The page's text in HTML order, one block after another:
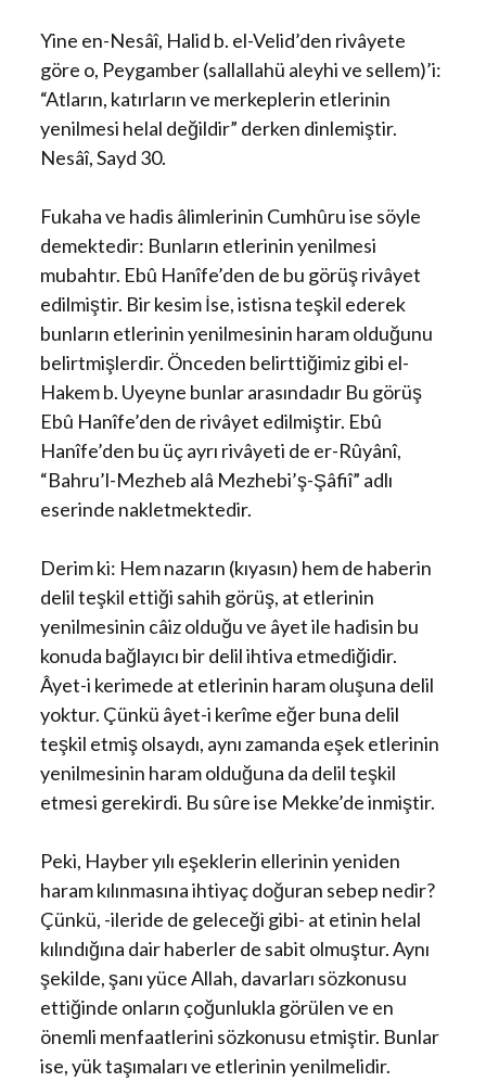
Yine en-Nesâî, Halid b. el-Velid’den rivâyete
göre o, Peygamber (sallallahü aleyhi ve sellem)’i:
“Atların, katırların ve merkeplerin etlerinin
yenilmesi helal değildir” derken dinlemiştir.
Nesâî, Sayd 30.
Fukaha ve hadis âlimlerinin Cumhûru ise söyle
demektedir: Bunların etlerinin yenilmesi
mubahtır. Ebû Hanîfe’den de bu görüş rivâyet
edilmiştir. Bir kesim İse, istisna teşkil ederek
bunların etlerinin yenilmesinin haram olduğunu
belirtmişlerdir. Önceden belirttiğimiz gibi el-
Hakem b. Uyeyne bunlar arasındadır Bu görüş
Ebû Hanîfe’den de rivâyet edilmiştir. Ebû
Hanîfe’den bu üç ayrı rivâyeti de er-Rûyânî,
“Bahru’l-Mezheb alâ Mezhebi’ş-Şâfiî” adlı
eserinde nakletmektedir.
Derim ki: Hem nazarın (kıyasın) hem de haberin
delil teşkil ettiği sahih görüş, at etlerinin
yenilmesinin câiz olduğu ve âyet ile hadisin bu
konuda bağlayıcı bir delil ihtiva etmediğidir.
Âyet-i kerimede at etlerinin haram oluşuna delil
yoktur. Çünkü âyet-i kerîme eğer buna delil
teşkil etmiş olsaydı, aynı zamanda eşek etlerinin
yenilmesinin haram olduğuna da delil teşkil
etmesi gerekirdi. Bu sûre ise Mekke’de inmiştir.
Peki, Hayber yılı eşeklerin ellerinin yeniden
haram kılınmasına ihtiyaç doğuran sebep nedir?
Çünkü, -ileride de geleceği gibi- at etinin helal
kılındığına dair haberler de sabit olmuştur. Aynı
şekilde, şanı yüce Allah, davarları sözkonusu
ettiğinde onların çoğunlukla görülen ve en
önemli menfaatlerini sözkonusu etmiştir. Bunlar
ise, yük taşımaları ve etlerinin yenilmelidir.